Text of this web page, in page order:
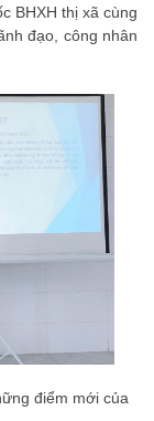
BHXH thị xã cùng
đạo, công nhân
điểm mới của